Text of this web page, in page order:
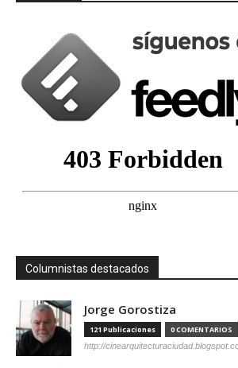
Columnistas destacados
Jorge Gorostiza
121 Publicaciones 0 COMENTARIOS
http://